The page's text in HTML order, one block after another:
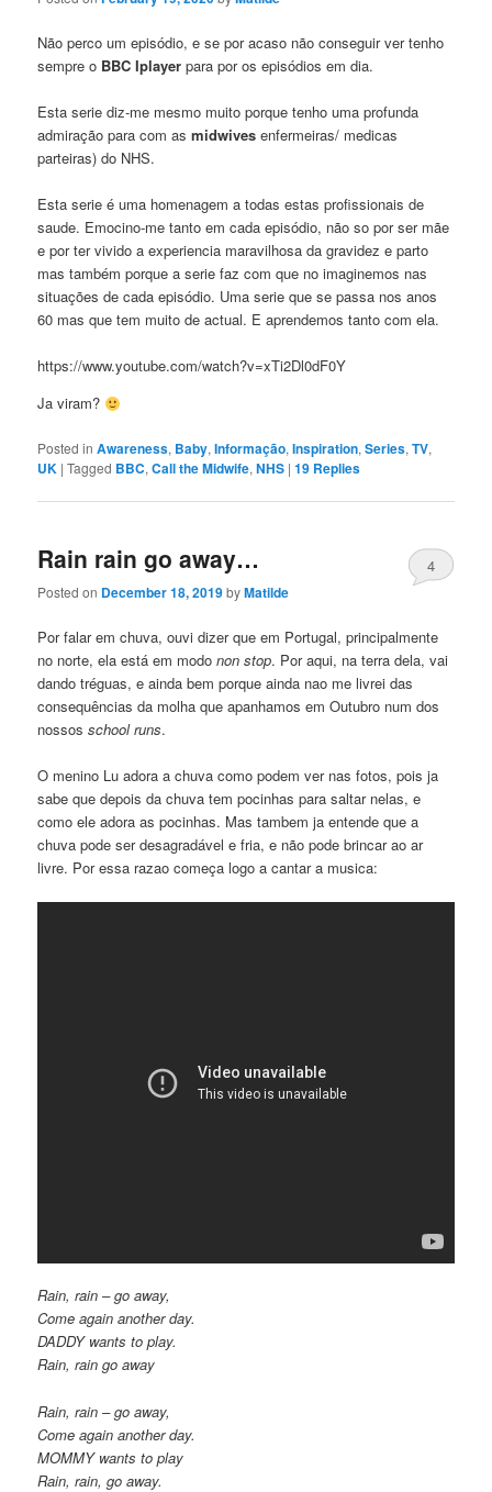
Não perco um episódio, e se por acaso não conseguir ver tenho
sempre o BBC Iplayer para por os episódios em dia.
Esta serie diz-me mesmo muito porque tenho uma profunda
admiração para com asmidwives enfermeiras/ medicas
parteiras) do NHS.
Esta serie é uma homenagem a todas estas profissionais de
saude. Emocino-me tanto em cada episódio, não so por ser mãe
e por ter vivido a experiencia maravilhosa da gravidez e parto
mas também porque a serie faz com que no imaginemos nas
situações de cada episódio. Uma serie que se passa nos anos
60 mas que tem muito de actual. E aprendemos tanto com ela.
https://www.youtube.com/watch?v=xTi2Dl0dF0Y
Ja viram?
Posted in Awareness, Baby,Informação,Inspiration,Series,TV,
UK |Tagged BBC,Call the Midwife,NHS |19 Replies
Rain rain go away…
Posted on December 18, 2019byMatilde
4
Por falar em chuva, ouvi dizer que em Portugal, principalmente
no norte, ela está em modonon stop. Por aqui, na terra dela, vai
dando tréguas, e ainda bem porque ainda nao me livrei das
consequências da molha que apanhamos em Outubro num dos
nossosschool runs.
O menino Lu adora a chuva como podem ver nas fotos, pois ja
sabe que depois da chuva tem pocinhas para saltar nelas, e
como ele adora as pocinhas. Mas tambem ja entende que a
chuva pode ser desagradável e fria, e não pode brincar ao ar
livre. Por essa razao começa logo a cantar a musica:
Rain, rain – go away,
Come again another day.
DADDY wants to play.
Rain, rain go away
Rain, rain – go away,
Come again another day.
MOMMY wants to play
Rain, rain, go away.